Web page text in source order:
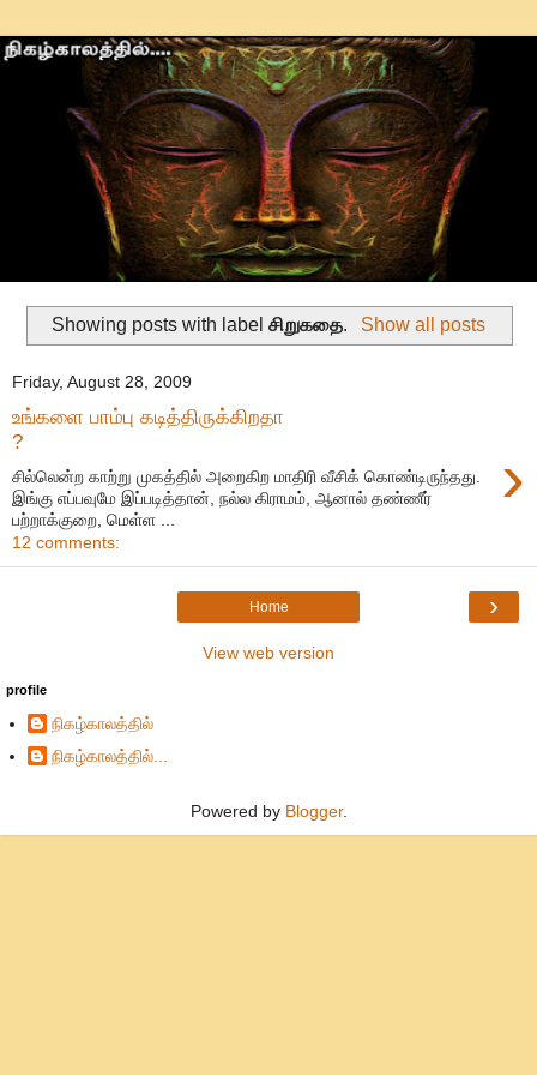
Showing posts with labelசிறுகதை. Show all posts
Friday, August 28, 2009
உங்களை பாம்பு கடித்திருக்கிறதா
?
›
சில்லென்ற காற்று முகத்தில் அறைகிற மாதிரி வீசிக் கொண்டிருந்தது.
இங்கு எப்பவுமே இப்படித்தான், நல்ல கிராமம், ஆனால் தண்ணீர்
பற்றாக்குறை, மெள்ள ...
12 comments:
›
Home
View web version
profile
நிகழ்காலத்தில்
நிகழ்காலத்தில்...
Powered by Blogger.